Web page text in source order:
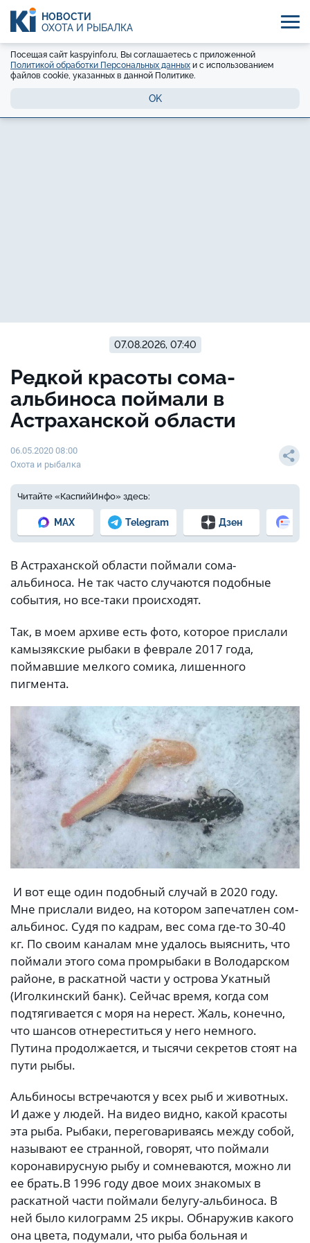
НОВОСТИ
ОХОТА И РЫБАЛКА
Посещая сайт kaspyinfo.ru, Вы соглашаетесь с приложенной
Политикой обработки Персональных данных и с использованием
файлов cookie, указанных в данной Политике.
OK
07.08.2026, 07:40
Редкой красоты сома-
альбиноса поймали в
Астраханской области
06.05.2020 08:00
Охота и рыбалка
Читайте «КаспийИнфо» здесь:
MAX Telegram Дзен
В Астраханской области поймали сома-
альбиноса. Не так часто случаются подобные
события, но все-таки происходят.
Так, в моем архиве есть фото, которое прислали
камызякские рыбаки в феврале 2017 года,
поймавшие мелкого сомика, лишенного
пигмента.
И вот еще один подобный случай в 2020 году.
Мне прислали видео, на котором запечатлен сом-
альбинос. Судя по кадрам, вес сома где-то 30-40
кг. По своим каналам мне удалось выяснить, что
поймали этого сома промрыбаки в Володарском
районе, в раскатной части у острова Укатный
(Иголкинский банк). Сейчас время, когда сом
подтягивается с моря на нерест. Жаль, конечно,
что шансов отнереститься у него немного.
Путина продолжается, и тысячи секретов стоят на
пути рыбы.
Альбиносы встречаются у всех рыб и животных.
И даже у людей. На видео видно, какой красоты
эта рыба. Рыбаки, переговариваясь между собой,
называют ее странной, говорят, что поймали
коронавирусную рыбу и сомневаются, можно ли
ее брать.В 1996 году двое моих знакомых в
раскатной части поймали белугу-альбиноса. В
ней было килограмм 25 икры. Обнаружив какого
она цвета, подумали, что рыба больная и